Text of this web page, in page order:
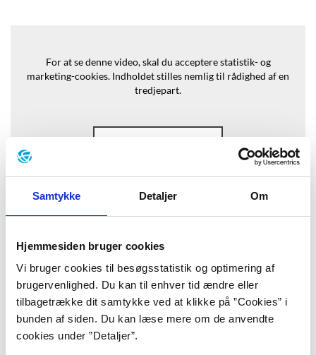
Samtykke Detaljer Om
Hjemmesiden bruger cookies
Vi bruger cookies til besøgsstatistik og optimering af
brugervenlighed. Du kan til enhver tid ændre eller
tilbagetrække dit samtykke ved at klikke på ”Cookies” i
bunden af siden. Du kan læse mere om de anvendte
cookies under ”Detaljer”.
For at se denne video, skal du acceptere statistik- og
marketing-cookies. Indholdet stilles nemlig til rådighed af en
tredjepart.
Baggrund
“Der dryppede blod fra næsen ned på
T-shirten, og han måtte gå med
nakken lagt tilbage. Der var stjerner